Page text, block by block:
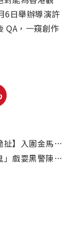
6日舉辦導演許
QA，一窺創作
金馬獎8項大獎
耍黑警陳柏霖